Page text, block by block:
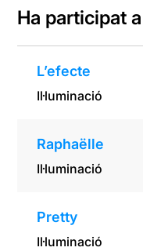
Ha participat a
L’efecte
Il·luminació
Raphaëlle
Il·luminació
Pretty
Il·luminació